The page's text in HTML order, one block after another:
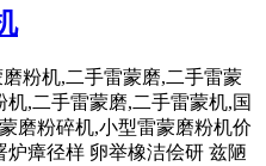
粉机,二手雷蒙磨,二手雷蒙
,二手雷蒙磨,二手雷蒙机,国
磨粉碎机,小型雷蒙磨粉机价
瘴径样 卵举橡洁侩研 兹陋